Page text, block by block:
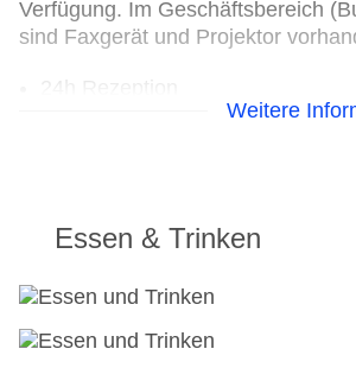
Verfügung. Im Geschäftsbereich
sind Faxgerät und Projektor
Garage
Hoteleröffnung: 2002
WLAN/WiFi im Hotel
Letzte umfassende Renovierung:
Weitere
Essen & Trinken